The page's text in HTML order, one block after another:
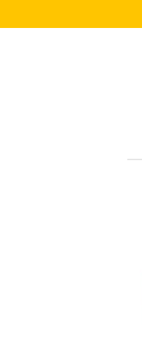
Hauptinhalt